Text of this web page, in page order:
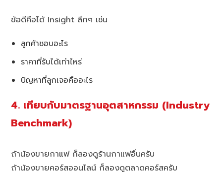
ข้อดีคือได้ Insight ลึกๆ เช่น
ลูกค้าชอบอะไร
ราคาที่รับได้เท่าไหร่
ปัญหาที่ลูกเจอคืออะไร
4. เทียบกับมาตรฐานอุตสาหกรรม (Industry
Benchmark)
ถ้าน้องขายกาแฟ ก็ลองดูร้านกาแฟอื่นครับ
ถ้าน้องขายคอร์สออนไลน์ ก็ลองดูตลาดคอร์สครับ